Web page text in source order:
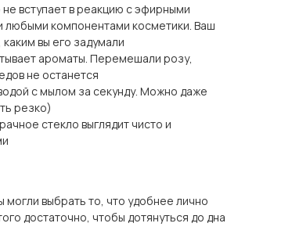
вступает в реакцию с эфирными
компонентами косметики. Ваш
вы его задумали
ароматы. Перемешали розу,
не останется
с мылом за секунду. Можно даже
резко)
стекло выглядит чисто и
выбрать то, что удобнее лично
достаточно, чтобы дотянуться до дна